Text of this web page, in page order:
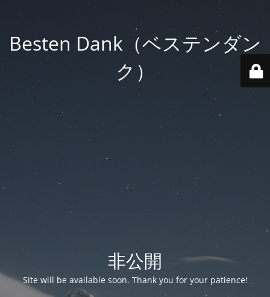
Besten Dank（ベステンダン
ク）
非公開
Site will be available soon. Thank you for your patience!